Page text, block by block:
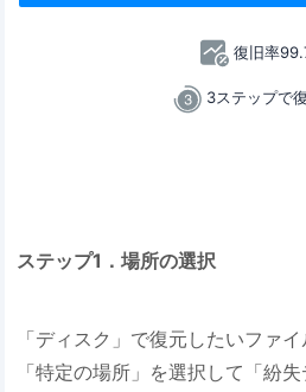
復旧率
3ステップで
ステップ1．場所の選択
「ディスク」で復元したいファ
「特定の場所」を選択して「紛